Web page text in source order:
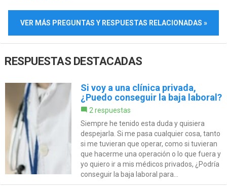
VER MÁS PREGUNTAS Y RESPUESTAS RELACIONADAS »
RESPUESTAS DESTACADAS
Si voy a una clínica privada,
¿Puedo conseguir la baja laboral?
2 respuestas
Siempre he tenido esta duda y quisiera
despejarla. Si me pasa cualquier cosa, tanto
si me tuvieran que operar, como si tuvieran
que hacerme una operación o lo que fuera y
yo quiero ir a mis médicos privados, ¿Podría
conseguir la baja laboral para...